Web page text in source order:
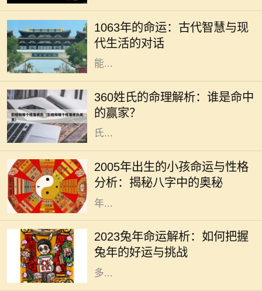
1063年的命运：古代智慧与现
代生活的对话
独特的文化和命运，而1063年则是一
个充满神秘和启示的年份。对于现代
人来说，解读这一年所蕴含的智慧，
能...
360姓氏的命理解析：谁是命中
的赢家？
在浩瀚的中华文化中，姓氏不仅仅是
一个符号，更承载着一家人的历史与
文化。360个姓氏各有其独特的命理
特征，今天我们就来探讨一下这些姓
氏...
2005年出生的小孩命运与性格
分析：揭秘八字中的奥秘
2005年，戊戌年，是中国农历中的一
个特殊年份。这一年出生的小孩子，
将在未来的生活中展现出独特的个性
和命运。从命理学的角度来看，2005
年...
2023兔年命运解析：如何把握
兔年的好运与挑战
2023年是兔年，兔年象征着温和、机
智与灵巧。在中国传统文化中，兔子
被视为吉祥的动物，预示着繁荣和好
运。因此，在兔年，我们可以期待许
多...